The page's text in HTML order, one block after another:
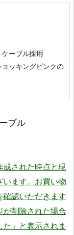
ーブル採用
ッキングピンクの
ブル